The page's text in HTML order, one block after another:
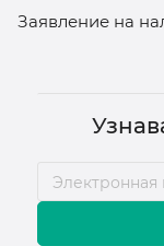
Заявление на